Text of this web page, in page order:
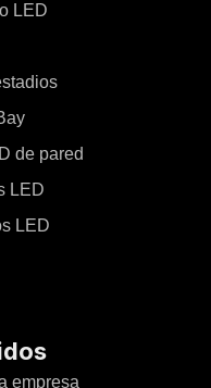
LED
de pared
LED
LED
empresa